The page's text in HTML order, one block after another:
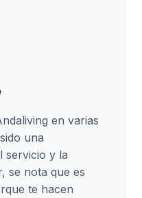
en varias
una
servicio y la
se nota que es
te hacen